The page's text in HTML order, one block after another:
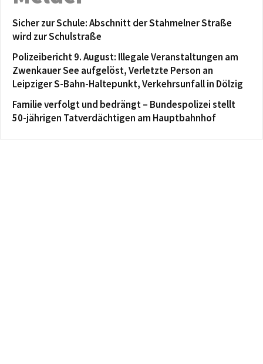
Sicher zur Schule: Abschnitt der Stahmelner Straße
wird zur Schulstraße
Polizeibericht 9. August: Illegale Veranstaltungen am
Zwenkauer See aufgelöst, Verletzte Person an
Leipziger S-Bahn-Haltepunkt, Verkehrsunfall in Dölzig
Familie verfolgt und bedrängt – Bundespolizei stellt
50-jährigen Tatverdächtigen am Hauptbahnhof